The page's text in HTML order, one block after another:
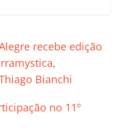
gl
e
Cl
a
ss
y
Li
n
k
p
til
h
ar
recebe edição
Bianchi
no 11º